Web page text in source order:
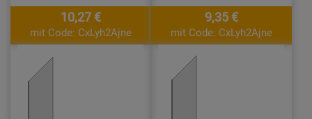
10,27 €
mit Code: CxLyh2Ajne
9,35 €
mit Code: CxLyh2Ajne